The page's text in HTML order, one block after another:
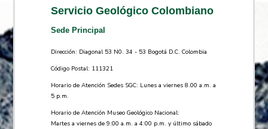
Servicio Geológico Colombiano
Sede Principal
Dirección: Diagonal 53 N0. 34 - 53 Bogotá D.C. Colombia
Código Postal: 111321
Horario de Atención Sedes SGC: Lunes a viernes 8.00 a.m. a
5 p.m.
Horario de Atención Museo Geológico Nacional:
Martes a viernes de 9:00 a.m. a 4:00 p.m. y último sábado